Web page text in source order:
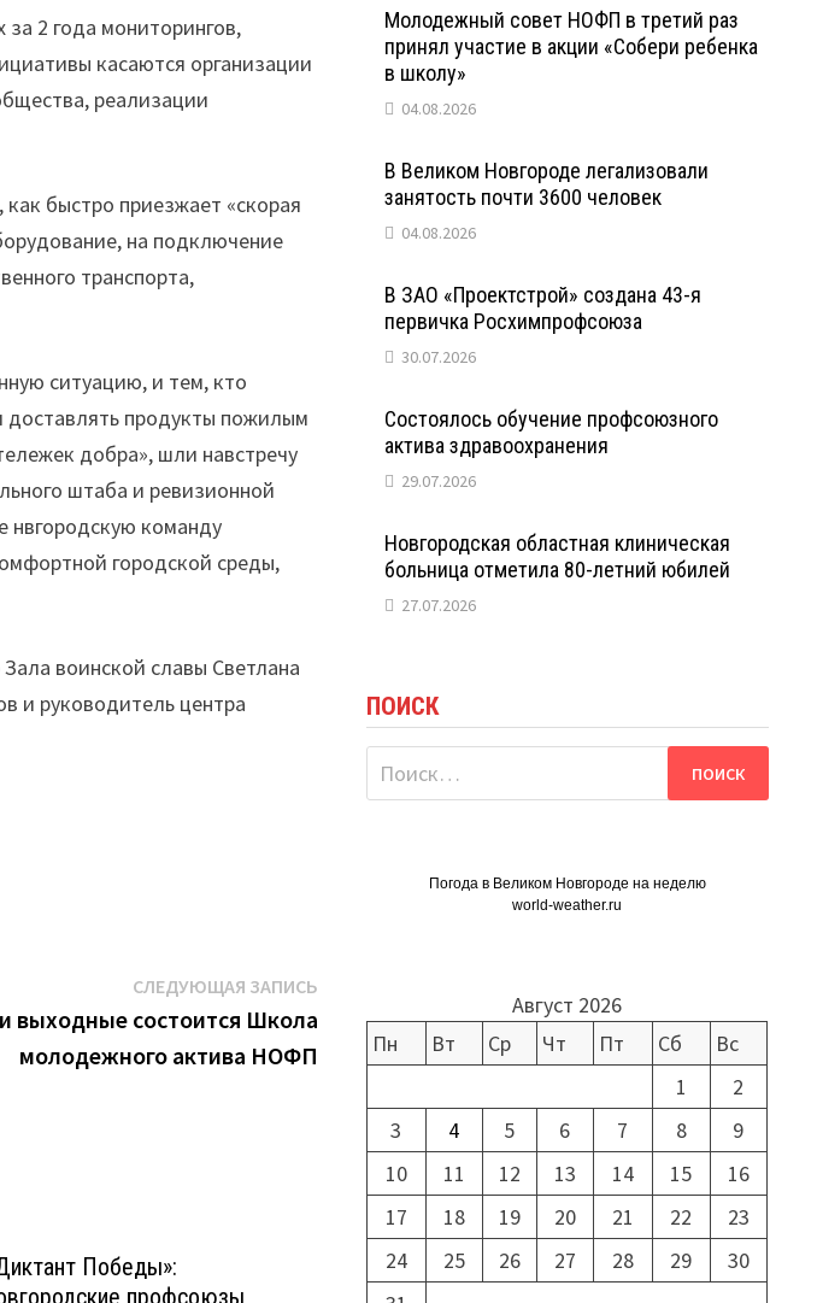
2 года мониторингов,
касаются организации
реализации
быстро приезжает «скорая
на подключение
транспорта,
ситуацию, и тем, кто
доставлять продукты пожилым
добра», шли навстречу
штаба и ревизионной
команду
городской среды,
воинской славы Светлана
и руководитель центра
СЛЕДУЮЩАЯ ЗАПИСЬСледующая
запись:
выходные состоится Школа
молодежного актива НОФП
Победы»:
профсоюзы
Молодежный совет НОФП в третий раз
принял участие в акции «Собери ребенка
в школу»
04.08.2026
В Великом Новгороде легализовали
занятость почти 3600 человек
04.08.2026
В ЗАО «Проектстрой» создана 43-я
первичка Росхимпрофсоюза
30.07.2026
Состоялось обучение профсоюзного
актива здравоохранения
29.07.2026
Новгородская областная клиническая
больница отметила 80-летний юбилей
27.07.2026
ПОИСК
Найти:
Погода в Великом Новгороде на неделю
world-weather.ru
Август 2026
Пн
Вт Ср Чт Пт Сб
Вс
1
2
3
4 5 6 7 8
9
10
11 12 13 14 15
16
17
18 19 20 21 22
23
24
25 26 27 28 29
30